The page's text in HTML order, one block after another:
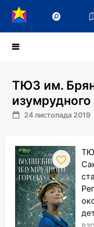
ТЮЗ им.
изумрудного
24 листопада 2019